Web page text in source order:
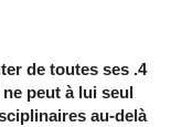
de toutes ses
peut à lui seul
au-delà